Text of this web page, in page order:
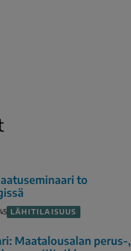
to
LÄHITILAISUUS
Maatalousalan perus-,